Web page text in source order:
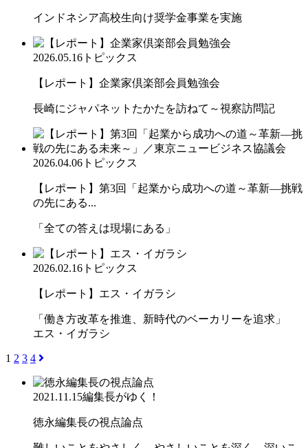
インドネシア高校生向け奨学金事業を実施
2026.05.16 トピックス
【レポート】企業家倶楽部会員勉強会
長崎にジャパネットたかたを訪ねて～視察訪問記
2026.04.06 トピックス
【レポート】第3回「起業から成功への道～革新―挑戦
の先にある...
「全ての答えは現場にある」
2026.02.16 トピックス
【レポート】エス・イガラシ
「働き方改革を推進、新時代のベーカリーを追求」
エス・イガラシ
1 2 3 4
2021.11.15編集長がゆく！
徳永編集長の視点論点